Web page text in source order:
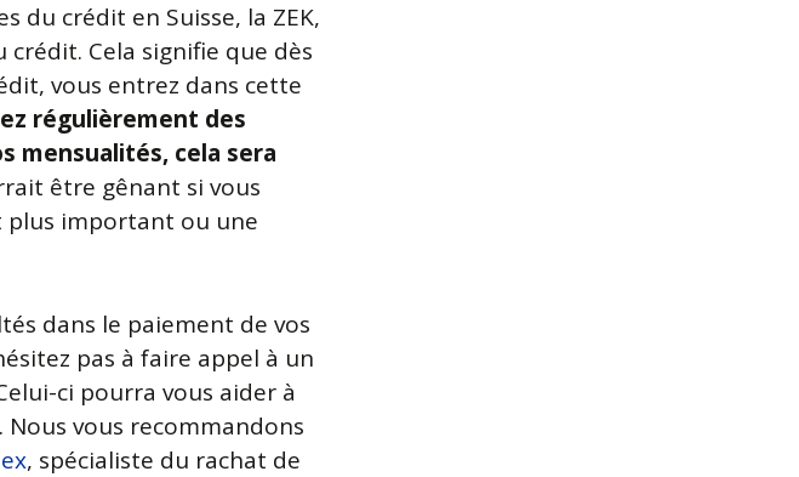
du crédit en Suisse, la ZEK,
Cela signifie que dès
vous entrez dans cette
régulièrement des
mensualités, cela sera
être gênant si vous
important ou une
dans le paiement de vos
pas à faire appel à un
ci pourra vous aider à
. Nous vous recommandons
, spécialiste du rachat de